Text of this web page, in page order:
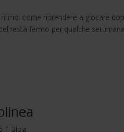
come riprendere a giocare
resta fermo per qualche
| Blog